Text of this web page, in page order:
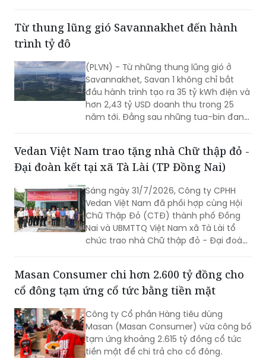
Từ thung lũng gió Savannakhet đến hành
trình tỷ đô
(PLVN) - Từ những thung lũng gió ở
Savannakhet, Savan 1 không chỉ bắt
đầu hành trình tạo ra 35 tỷ kWh điện và
hơn 2,43 tỷ USD doanh thu trong 25
năm tới. Đằng sau những tua-bin đang
biên giới và mở ra chặng đường mới
trong chiến lược năng lượng dài hạn
Vedan Việt Nam trao tặng nhà Chữ thập đỏ -
Đại đoàn kết tại xã Tà Lài (TP Đồng Nai)
Sáng ngày 31/7/2026, Công ty CPHH
Vedan Việt Nam đã phối hợp cùng Hội
Chữ Thập Đỏ (CTĐ) thành phố Đồng
Nai và UBMTTQ Việt Nam xã Tà Lài tổ
chức trao nhà Chữ thập đỏ - Đại đoàn
phố Đồng Nai.
Masan Consumer chi hơn 2.600 tỷ đồng cho
cổ đông tạm ứng cổ tức bằng tiền mặt
Công ty Cổ phần Hàng tiêu dùng
Masan (Masan Consumer) vừa công bố
tạm ứng khoảng 2.615 tỷ đồng cổ tức
tiền mặt để chi trả cho cổ đông.